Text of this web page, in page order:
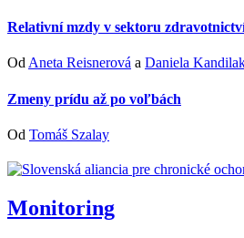
Relativní mzdy v sektoru
Od Aneta Reisnerová a Daniela
Zmeny prídu až po voľbách
Od Tomáš Szalay
Monitoring